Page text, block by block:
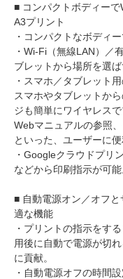
■ コンパクトボディー
A3プリント
・コンパクトなボディ
・Wi-Fi（無線LAN）／
ブレットから場所を選
・スマホ／タブレット
スマホやタブレットか
ジも簡単にワイヤレス
Webマニュアルの参照
といった、ユーザーに便
・Googleクラウドプリ
などから印刷指示が可能
■ 自動電源オン／オフ
適な機能
・プリントの指示をす
用後に自動で電源が切
に貢献。
・自動電源オフの時間